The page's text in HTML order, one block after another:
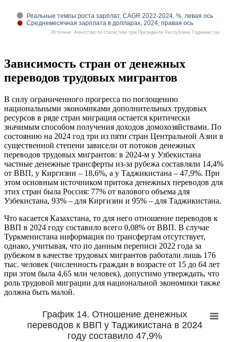
Реальные темпы роста зарплат, CAGR 2022-2024, %, левая ось
Среднемесячная зарплата в долларах, 2024, правая ось
Источник: Агентство по статистике при Президенте Республики Таджикистан
Зависимость стран от денежных
переводов трудовых мигрантов
В силу ограниченного прогресса по поглощению
национальными экономиками дополнительных трудовых
ресурсов в ряде стран миграция остается критически
значимым способом получения доходов домохозяйствами. По
состоянию на 2024 год три из пяти стран Центральной Азии в
существенной степени зависели от потоков денежных
переводов трудовых мигрантов: в 2024-м у Узбекистана
частные денежные трансферты из-за рубежа составляли 14,4%
от ВВП, у Киргизии – 18,6%, а у Таджикистана – 47,9%. При
этом основным источником притока денежных переводов для
этих стран была Россия: 77% от валового объема для
Узбекистана, 93% – для Киргизии и 95% – для Таджикистана.
Что касается Казахстана, то для него отношение переводов к
ВВП в 2024 году составило всего 0,08% от ВВП. В случае
Туркменистана информация по трансфертам отсутствует,
однако, учитывая, что по данным переписи 2022 года за
рубежом в качестве трудовых мигрантов работали лишь 176
тыс. человек (численность граждан в возрасте от 15 до 64 лет
при этом была 4,65 млн человек), допустимо утверждать, что
роль трудовой миграции для национальной экономики также
должна быть малой.
График 14. Отношение денежных
переводов к ВВП у Таджикистана в 2024
году составило 47,9%